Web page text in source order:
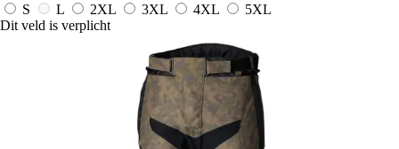
S
L 2XL 3XL 4XL
5XL
Dit veld is verplicht